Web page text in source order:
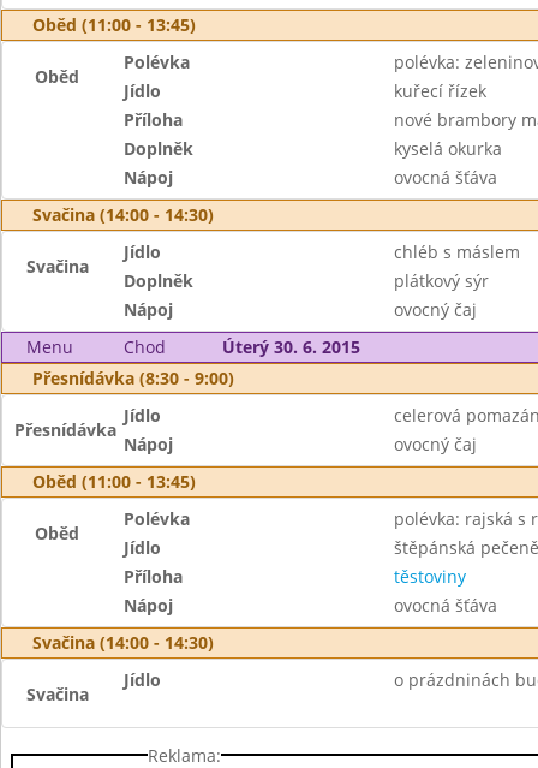
Oběd (11:00 - 13:45)
Oběd
Polévka
polévka:
Jídlo
kuřecí řízek
Příloha
nové brambory
Doplněk
kyselá okurka
Nápoj
ovocná šťáva
Svačina (14:00 - 14:30)
Svačina
Jídlo
chléb s máslem
Doplněk
plátkový sýr
Nápoj
ovocný čaj
Menu
Chod
Úterý 30. 6. 2015
Přesnídávka (8:30 - 9:00)
Přesnídávka
Jídlo
celerová
Nápoj
ovocný čaj
Oběd (11:00 - 13:45)
Oběd
Polévka
polévka: rajská s
Jídlo
štěpánská pečeně
Příloha
těstoviny
Nápoj
ovocná šťáva
Svačina (14:00 - 14:30)
Svačina
Jídlo o prázdninách
Reklama: